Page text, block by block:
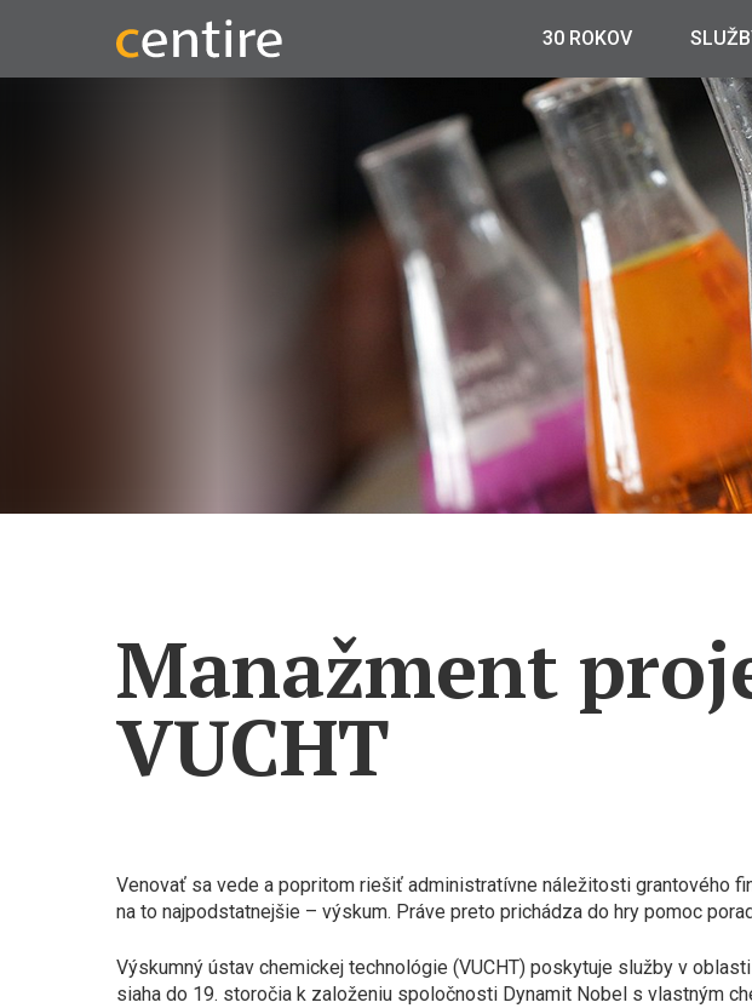
30 ROKOV
Manažment
VUCHT
Venovať sa vede a popritom riešiť administratívne náležitosti grantového
na to najpodstatnejšie – výskum. Práve preto prichádza do hry pomoc
Výskumný ústav chemickej technológie (VUCHT) poskytuje služby v
siaha do 19. storočia k založeniu spoločnosti Dynamit Nobel s vlastným